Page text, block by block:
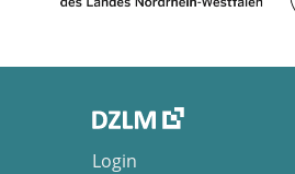
Login